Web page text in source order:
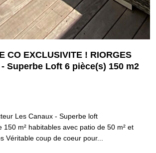
CO EXCLUSIVITE ! RIORGES
Superbe Loft 6 pièce(s) 150 m2
Les Canaux - Superbe loft
150 m² habitables avec patio de 50 m² et
Véritable coup de coeur pour...